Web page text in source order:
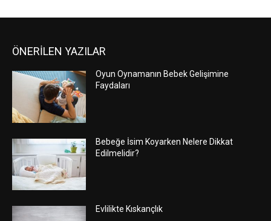
ÖNERİLEN YAZILAR
Oyun Oynamanın Bebek Gelişimine
Faydaları
Bebeğe İsim Koyarken Nelere Dikkat
Edilmelidir?
Evlilikte Kıskançlık